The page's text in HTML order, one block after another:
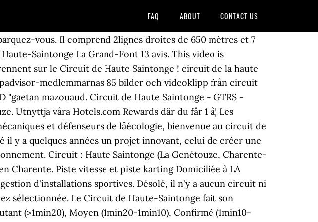
FAQ ABOUT CONTACT US
vous. Il comprend 2lignes droites de 650 mètres et 7
Saintonge La Grand-Font 13 avis. This video is
sur le Circuit de Haute Saintonge ! circuit de la haute
medlemmarnas 85 bilder och videoklipp från circuit
mazouaud. Circuit de Haute Saintonge - GTRS -
Utnyttja våra Hotels.com Rewards där du får 1 â¦ Les
et défenseurs de lâécologie, bienvenue au circuit de
il y a quelques années un projet innovant, celui de créer une
Circuit : Haute Saintonge (La Genétouze, Charente-
Charente. Piste vitesse et piste karting Domiciliée à LA
d'installations sportives. Désolé, il n'y a aucun circuit ni
sélectionnée. Le Circuit de Haute-Saintonge fait son
(>1min20), Moyen (1min20-1min10), Confirmé (1min10-